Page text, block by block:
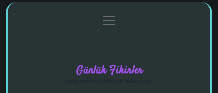
Gizlilik Politikası
menüyü
aç
Günlük Fikirler